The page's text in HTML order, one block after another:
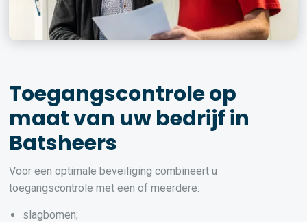
Toegangscontrole op
maat van uw bedrijf in
Batsheers
Voor een optimale beveiliging combineert u
toegangscontrole met een of meerdere:
slagbomen;